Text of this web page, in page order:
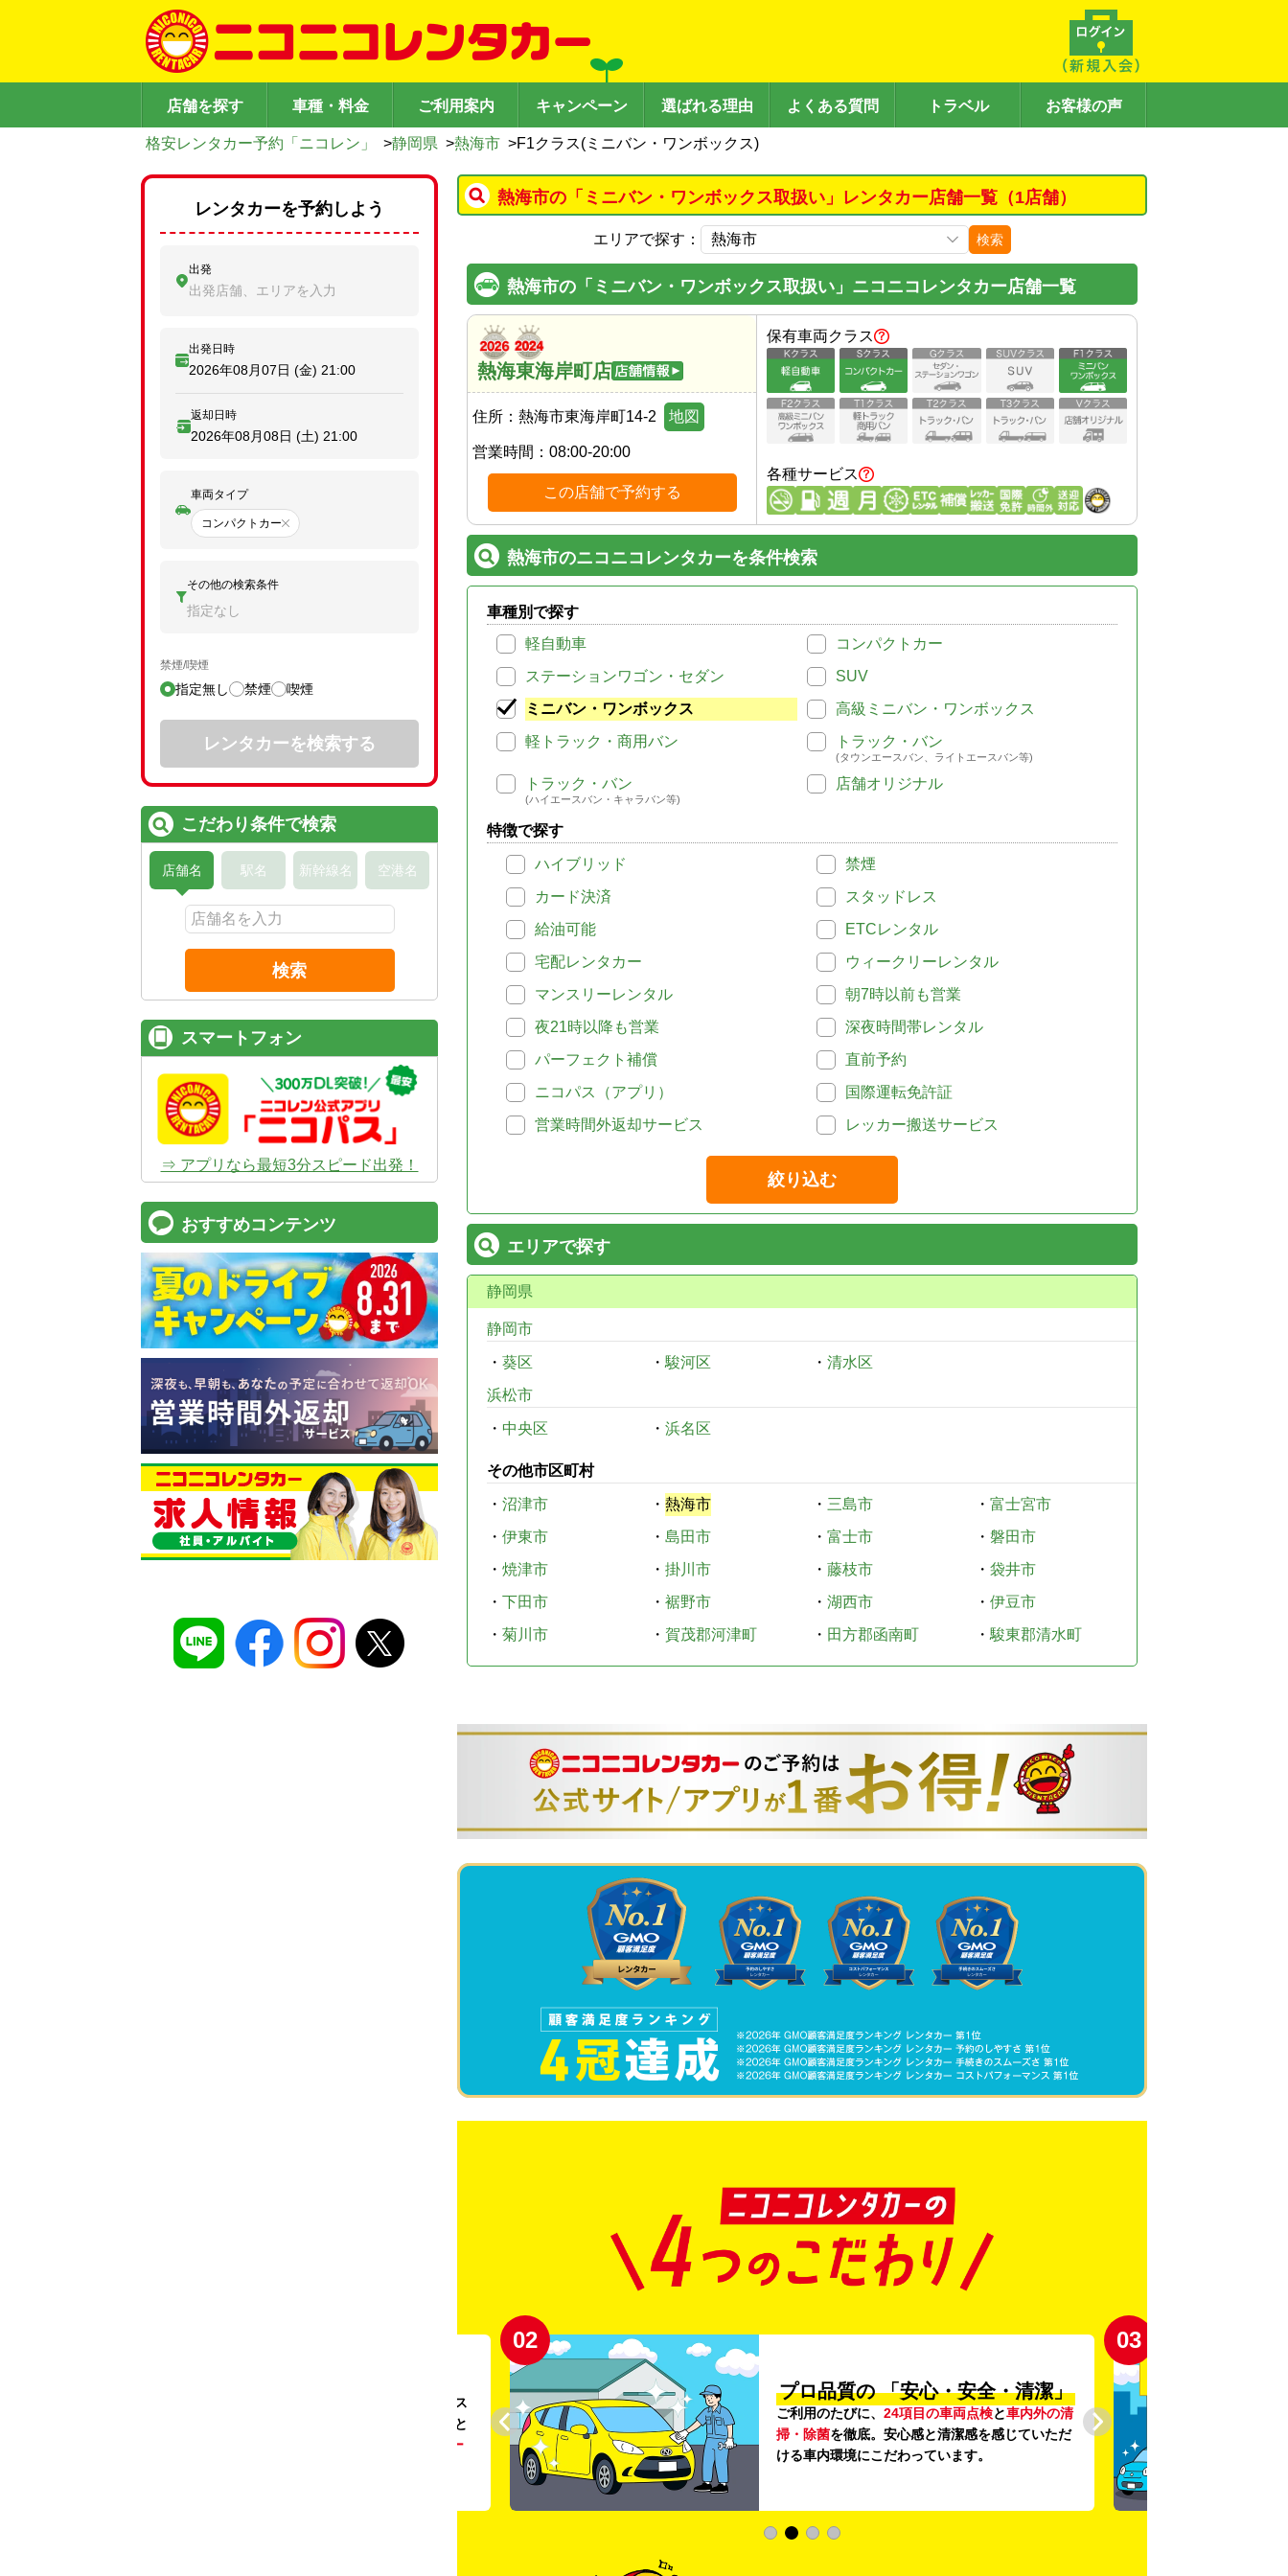
店舗を探す 車種・料金 ご利用案内 キャンペーン 選ばれる理由 よくある質問 トラベル お客様の声
格安レンタカー予約「ニコレン」 >静岡県 >熱海市 >F1クラス(ミニバン・ワンボックス)
熱海市の「ミニバン・ワンボックス取扱い」レンタカー店舗一覧（1店舗）
エリアで探す： 検索
熱海市の「ミニバン・ワンボックス取扱い」ニコニコレンタカー店舗一覧
熱海東海岸町店
住所： 熱海市東海岸町14-2 地図
営業時間： 08:00-20:00
この店舗で予約する
保有車両クラス
各種サービス
熱海市のニコニコレンタカーを条件検索
車種別で探す
軽自動車
コンパクトカー
ステーションワゴン・セダン
SUV
ミニバン・ワンボックス
高級ミニバン・ワンボックス
軽トラック・商用バン
トラック・バン
(タウンエースバン、ライトエースバン等)
トラック・バン
(ハイエースバン・キャラバン等)
店舗オリジナル
特徴で探す
ハイブリッド
禁煙
カード決済
スタッドレス
給油可能
ETCレンタル
宅配レンタカー
ウィークリーレンタル
マンスリーレンタル
朝7時以前も営業
夜21時以降も営業
深夜時間帯レンタル
パーフェクト補償
直前予約
ニコパス（アプリ）
国際運転免許証
営業時間外返却サービス
レッカー搬送サービス
絞り込む
エリアで探す
静岡県
静岡市
・ 葵区 ・ 駿河区 ・ 清水区
浜松市
・ 中央区 ・ 浜名区
その他市区町村
・ 沼津市 ・ 熱海市 ・ 三島市 ・ 富士宮市
・ 伊東市 ・ 島田市 ・ 富士市 ・ 磐田市
・ 焼津市 ・ 掛川市 ・ 藤枝市 ・ 袋井市
・ 下田市 ・ 裾野市 ・ 湖西市 ・ 伊豆市
・ 菊川市 ・ 賀茂郡河津町 ・ 田方郡函南町 ・ 駿東郡清水町
。ガソリンス
タンドや整備工場の既存インフラを活用すること
リー
02
プロ品質の 「安心・安全・清潔」
ご利用のたびに、 24項目の車両点検と車内外の清
掃・除菌を徹底。安心感と清潔感を感じていただ
ける車内環境にこだわっています。
03
レンタカーを予約しよう
出発
出発店舗、エリアを入力
出発日時
2026年08月07日 (金) 21:00
返却日時
2026年08月08日 (土) 21:00
車両タイプ
コンパクトカー
その他の検索条件
指定なし
禁煙/喫煙
指定無し 禁煙 喫煙
レンタカーを検索する
こだわり条件で検索
店舗名 駅名 新幹線名 空港名
検索
スマートフォン
⇒ アプリなら最短3分スピード出発！
おすすめコンテンツ